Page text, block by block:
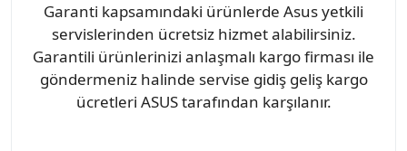
Garanti kapsamındaki ürünlerde Asus yetkili
servislerinden ücretsiz hizmet alabilirsiniz.
Garantili ürünlerinizi anlaşmalı kargo firması ile
göndermeniz halinde servise gidiş geliş kargo
ücretleri ASUS tarafından karşılanır.